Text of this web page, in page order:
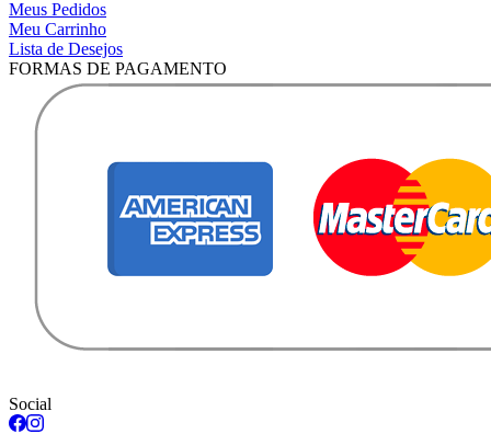
Meus Pedidos
Meu Carrinho
Lista de Desejos
FORMAS DE PAGAMENTO
Social